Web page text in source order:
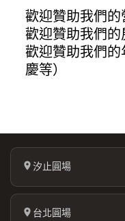
歡迎贊助我們的
歡迎贊助我們的
歡迎贊助我們
慶等）
汐止圓場
台北圓場